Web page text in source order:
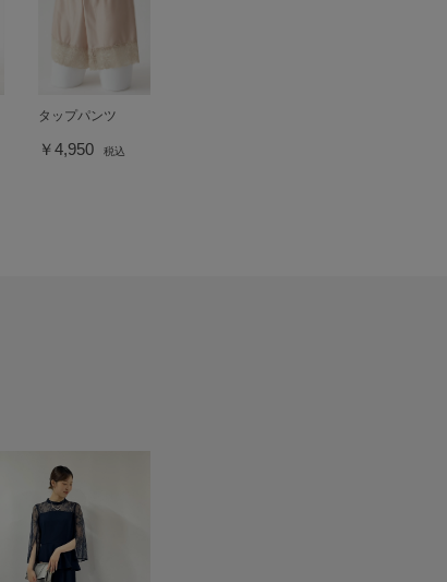
タップパンツ
￥4,950 税込